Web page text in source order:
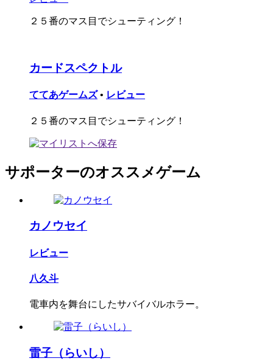
２５番のマス目でシューティング！
カードスペクトル
ててあゲームズ • レビュー
２５番のマス目でシューティング！
サポーターのオススメゲーム
カノウセイ
レビュー
八久斗
電車内を舞台にしたサバイバルホラー。
雷子（らいし）